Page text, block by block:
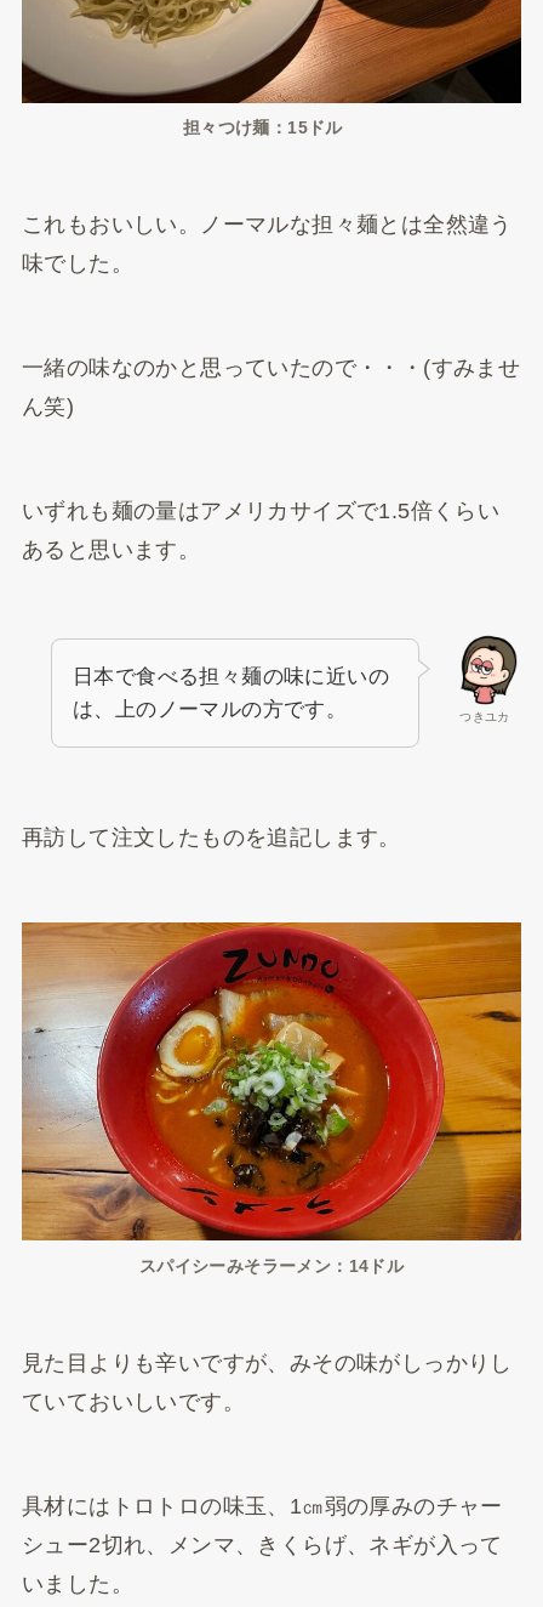
担々つけ麺：15ドル
これもおいしい。ノーマルな担々麺とは全然違う
味でした。
一緒の味なのかと思っていたので・・・(すみませ
ん笑)
いずれも麺の量はアメリカサイズで1.5倍くらい
あると思います。
つきユカ
日本で食べる担々麺の味に近いの
は、上のノーマルの方です。
再訪して注文したものを追記します。
スパイシーみそラーメン：14ドル
見た目よりも辛いですが、みその味がしっかりし
ていておいしいです。
具材にはトロトロの味玉、1㎝弱の厚みのチャー
シュー2切れ、メンマ、きくらげ、ネギが入って
いました。